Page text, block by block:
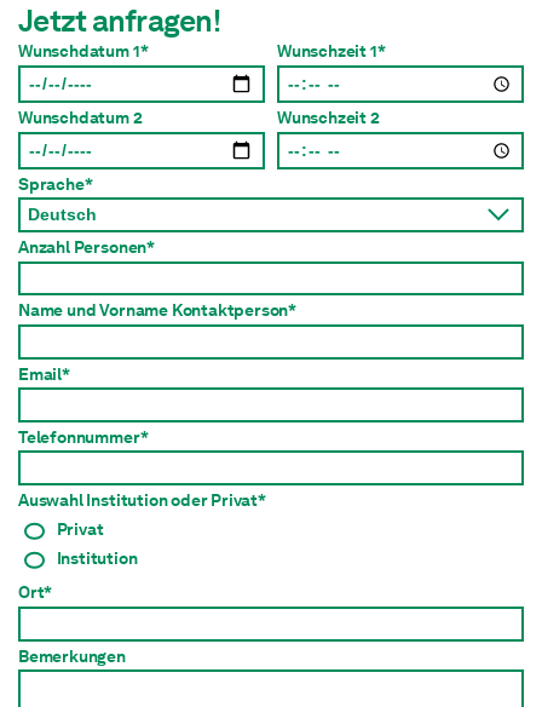
Jetzt anfragen!
Wunschdatum 1* Wunschzeit 1*
Wunschdatum 2 Wunschzeit 2
Sprache*
Anzahl Personen*
Name und Vorname Kontaktperson*
Email*
Telefonnummer*
Auswahl Institution oder Privat*
Privat
Institution
Ort*
Bemerkungen